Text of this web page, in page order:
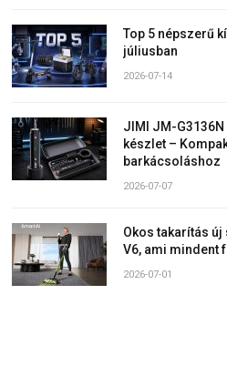
Top 5 népszerű
júliusban
2026-07-14
JIMI JM-
készlet –
barkácsoláshoz
2026-07-07
Okos takarítás új
V6, ami mindent
2026-07-01